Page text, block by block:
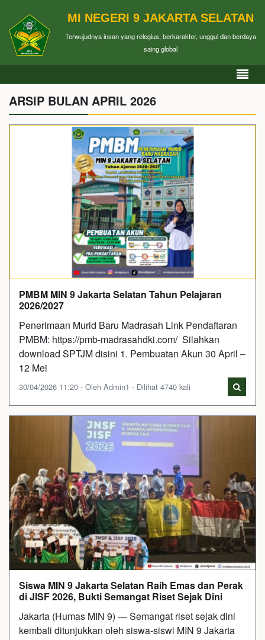
MI NEGERI 9 JAKARTA SELATAN
Terwujudnya insan yang relegius, berkarakter, unggul dan berdaya
saing global
ARSIP BULAN APRIL 2026
PMBM MIN 9 Jakarta Selatan Tahun Pelajaran
2026/2027
Penerimaan Murid Baru Madrasah Link Pendaftaran
PMBM: https://pmb-madrasahdki.com/ Silahkan
download SPTJM disini 1. Pembuatan Akun 30 April –
12 Mei
30/04/2026 11:20 - Oleh Admin1 - Dilihat 4740 kali
Siswa MIN 9 Jakarta Selatan Raih Emas dan Perak
di JISF 2026, Bukti Semangat Riset Sejak Dini
Jakarta (Humas MIN 9) — Semangat riset sejak dini
kembali ditunjukkan oleh siswa-siswi MIN 9 Jakarta